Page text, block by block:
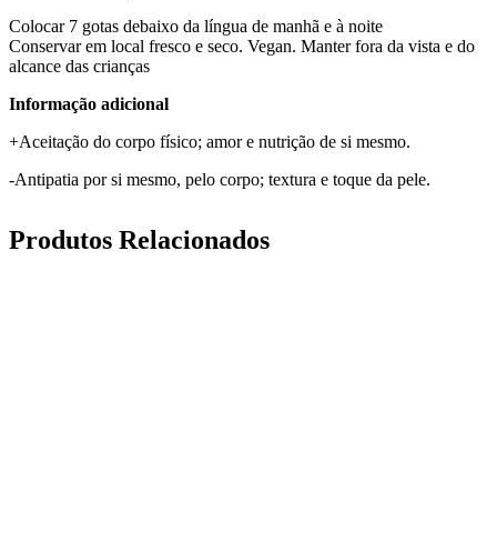
Colocar 7 gotas debaixo da língua de manhã e à noite
Conservar em local fresco e seco. Vegan. Manter fora da vista e do
alcance das crianças
Informação adicional
+Aceitação do corpo físico; amor e nutrição de si mesmo.
-Antipatia por si mesmo, pelo corpo; textura e toque da pele.
Produtos Relacionados